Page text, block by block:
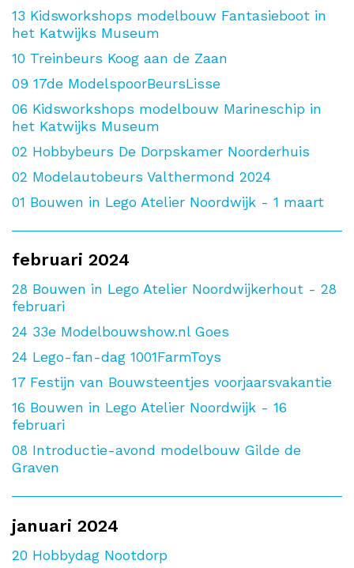
13 Kidsworkshops modelbouw Fantasieboot in
het Katwijks Museum
10 Treinbeurs Koog aan de Zaan
09 17de ModelspoorBeursLisse
06 Kidsworkshops modelbouw Marineschip in
het Katwijks Museum
02 Hobbybeurs De Dorpskamer Noorderhuis
02 Modelautobeurs Valthermond 2024
01 Bouwen in Lego Atelier Noordwijk - 1 maart
februari 2024
28 Bouwen in Lego Atelier Noordwijkerhout - 28
februari
24 33e Modelbouwshow.nl Goes
24 Lego-fan-dag 1001FarmToys
17 Festijn van Bouwsteentjes voorjaarsvakantie
16 Bouwen in Lego Atelier Noordwijk - 16
februari
08 Introductie-avond modelbouw Gilde de
Graven
januari 2024
20 Hobbydag Nootdorp